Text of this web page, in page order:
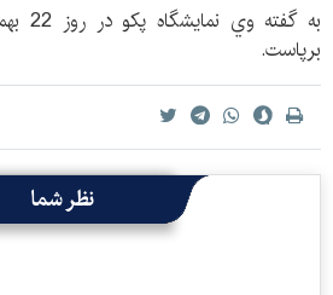
برپاست.
نظر شما